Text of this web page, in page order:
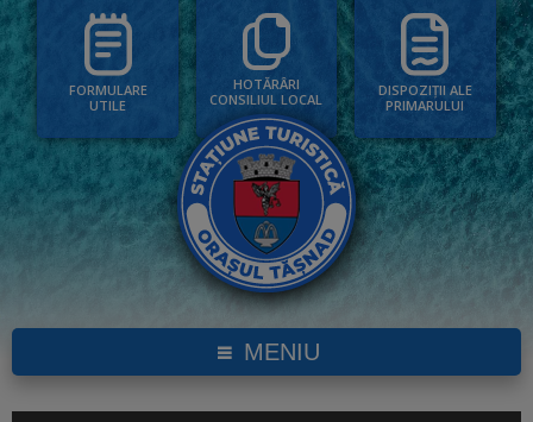
FORMULARE
UTILE
HOTĂRÂRI
CONSILIUL LOCAL
DISPOZIȚII ALE
PRIMARULUI
MENIU